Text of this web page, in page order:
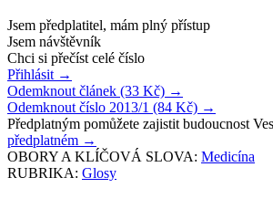
Jsem předplatitel, mám plný přístup
Jsem návštěvník
Chci si přečíst celé číslo
Přihlásit →
Odemknout článek (33 Kč) →
Odemknout číslo 2013/1 (84 Kč) →
Předplatným pomůžete zajistit budoucnost
předplatném →
OBORY A KLÍČOVÁ SLOVA: Medicína
RUBRIKA: Glosy